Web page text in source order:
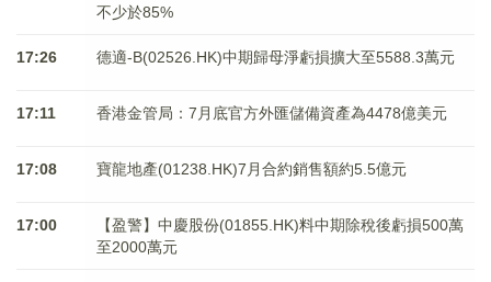
不少於85%
17:26 德適-B(02526.HK)中期歸母淨虧損擴大至5588.3萬元
17:11 香港金管局：7月底官方外匯儲備資產為4478億美元
17:08 寶龍地產(01238.HK)7月合約銷售額約5.5億元
17:00
【盈警】中慶股份(01855.HK)料中期除稅後虧損500萬
至2000萬元